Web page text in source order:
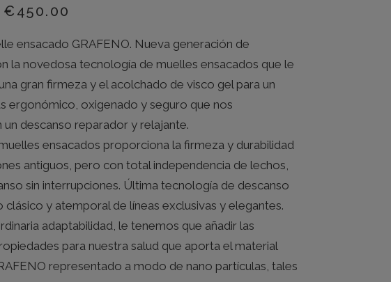
EL
ORIGINAL
ERA:
€750.00.
€ 450.00
ACTUAL
ES:
€450.00.
ensacado GRAFENO. Nueva generación de
la novedosa tecnología de muelles ensacados que le
gran firmeza y el acolchado de visco gel para un
ergonómico, oxigenado y seguro que nos
descanso reparador y relajante.
ensacados proporciona la firmeza y durabilidad
antiguos, pero con total independencia de lechos,
sin interrupciones. Última tecnología de descanso
clásico y atemporal de líneas exclusivas y elegantes.
adaptabilidad, le tenemos que añadir las
para nuestra salud que aporta el material
representado a modo de nano partículas, tales